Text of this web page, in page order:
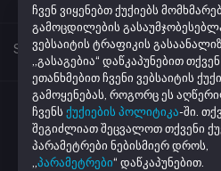
ქუთაისი, ჭავჭავაძის #41
ტელეფონი
+995 32 205 43 40
ელ. ფოსტა
info@netmarket.ge
შესვლა
შეკვეთების ისტორია
რჩეული პროდუქტების სია
აკონტროლეთ შეკვეთა
Seller Zone
Become A Seller მაღაზიის
Login to Seller Panel
Powered ByDaxi.ge|
ჩვენ ვიყენებთ ქუქიებს
გამოცდილების
ვებსაიტის ტრაფიკის
„გასაგებია“ დაწკაპუნებით თქვენ
ეთანხმებით ჩვენი ვებსაიტის
გამოყენებას, როგორც ეს
ჩვენს ქუქიების პოლიტიკა-ში.
შეგიძლიათ შეცვალოთ თქვენი
პარამეტრები ნებისმიერ დროს,
პარამეტრები“ დაწკაპუნებით.